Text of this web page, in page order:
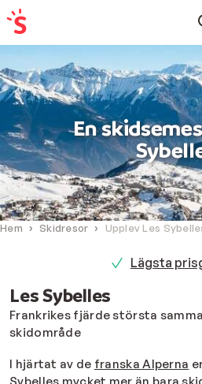
En
Hem Skidresor Upplev Les
Lägsta
Les Sybelles
Frankrikes fjärde största
skidområde
I hjärtat av de franska Alperna